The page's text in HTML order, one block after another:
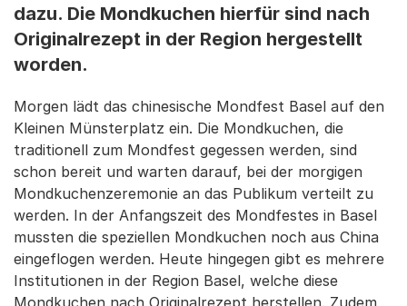
dazu. Die Mondkuchen hierfür sind nach
Originalrezept in der Region hergestellt
worden.
Morgen lädt das chinesische Mondfest Basel auf den
Kleinen Münsterplatz ein. Die Mondkuchen, die
traditionell zum Mondfest gegessen werden, sind
schon bereit und warten darauf, bei der morgigen
Mondkuchenzeremonie an das Publikum verteilt zu
werden. In der Anfangszeit des Mondfestes in Basel
mussten die speziellen Mondkuchen noch aus China
eingeflogen werden. Heute hingegen gibt es mehrere
Institutionen in der Region Basel, welche diese
Mondkuchen nach Originalrezept herstellen. Zudem